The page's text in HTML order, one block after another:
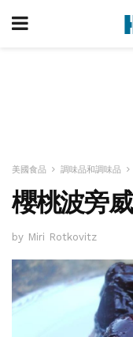
美國食品 調味品和調味品
櫻桃波旁
by Miri Rotkovitz